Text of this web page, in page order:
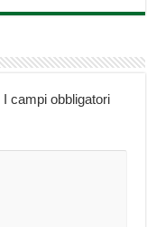
I campi obbligatori